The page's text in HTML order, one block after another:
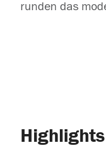
runden das
Highlights